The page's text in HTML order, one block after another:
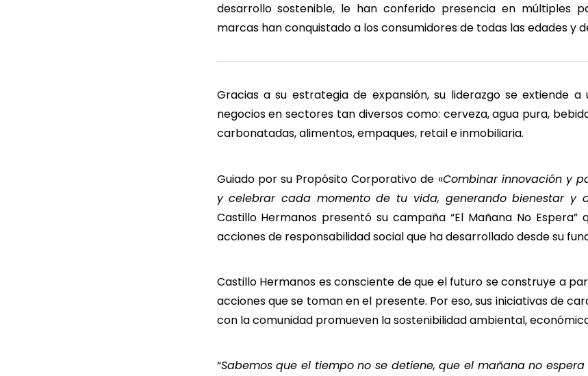
desarrollo sostenible, le han conferido presencia en múltiples
marcas han conquistado a los consumidores de todas las edades y
Gracias a su estrategia de expansión, su liderazgo se extiende
negocios en sectores tan diversos como: cerveza, agua pura,
carbonatadas, alimentos, empaques, retail e inmobiliaria.
Guiado por su Propósito Corporativo de «Combinar innovación y
y celebrar cada momento de tu vida, generando bienestar y
Castillo Hermanos presentó su campaña “El Mañana No Espera”
acciones de responsabilidad social que ha desarrollado desde su
Castillo Hermanos es consciente de que el futuro se construye a
acciones que se toman en el presente. Por eso, sus iniciativas de
con la comunidad promueven la sostenibilidad ambiental,
“Sabemos que el tiempo no se detiene, que el mañana no